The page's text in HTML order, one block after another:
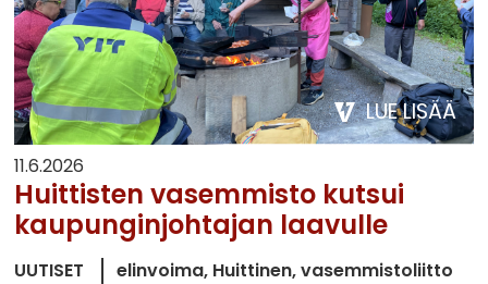
LUE LISÄÄ
11.6.2026
Huittisten vasemmisto kutsui
kaupunginjohtajan laavulle
UUTISET elinvoima Huittinen vasemmistoliitto